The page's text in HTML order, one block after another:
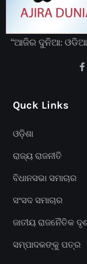
“ଆଜିର ଦୁନିଆ:
Quck Links
ଓଡ଼ିଶା
ରାଜ୍ୟ ରାଜନୀତି
ବିଧାନସଭା ସମାଚାର
ସଂସଦ ସମାଚାର
ଜାତୀୟ ରାଜନୈତିକ
ସମ୍ପାଦକଙ୍କୁ ପତ୍ର